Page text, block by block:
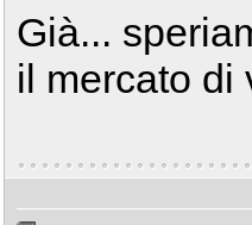
Già...
il mercato